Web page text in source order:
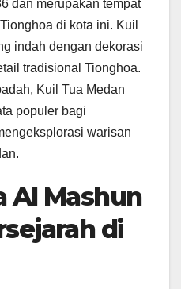
dan merupakan tempat
di kota ini. Kuil
indah dengan dekorasi
tradisional Tionghoa.
Kuil Tua Medan
populer bagi
warisan
Al Mashun
di